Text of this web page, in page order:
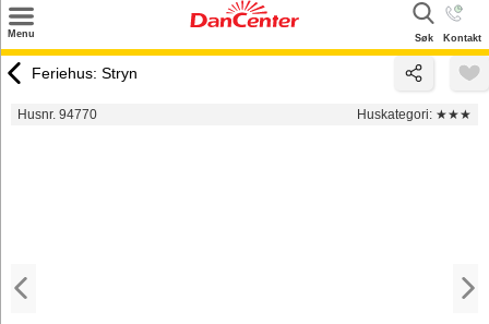
Menu Kontakt
Søk
Tilbud
Feriehus: Stryn
Husnr. 94770 Huskategori: ★★★